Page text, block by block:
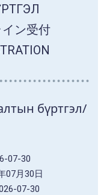
ン受付
бүртгэл/
07-30
07月30日
07-30